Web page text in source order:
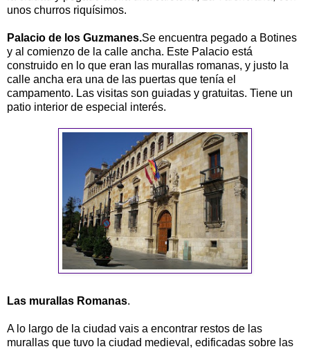
unos churros riquísimos.
Palacio de los Guzmanes.Se encuentra pegado a Botines
y al comienzo de la calle ancha. Este Palacio está
construido en lo que eran las murallas romanas, y justo la
calle ancha era una de las puertas que tenía el
campamento. Las visitas son guiadas y gratuitas. Tiene un
patio interior de especial interés.
Las murallas Romanas.
A lo largo de la ciudad vais a encontrar restos de las
murallas que tuvo la ciudad medieval, edificadas sobre las